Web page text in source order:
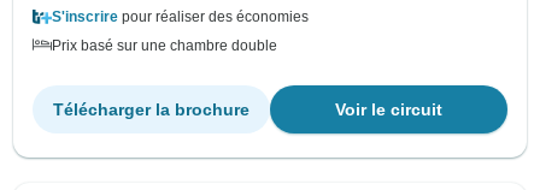
S'inscrire pour réaliser des économies
Prix basé sur une chambre double
Voir le circuit
Télécharger la brochure